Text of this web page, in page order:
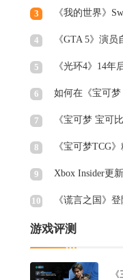
3
4
5 《光环4》14
6 如何在《宝可梦
7
8
9
10
游戏评测